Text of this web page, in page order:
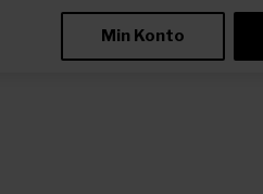
Min Konto